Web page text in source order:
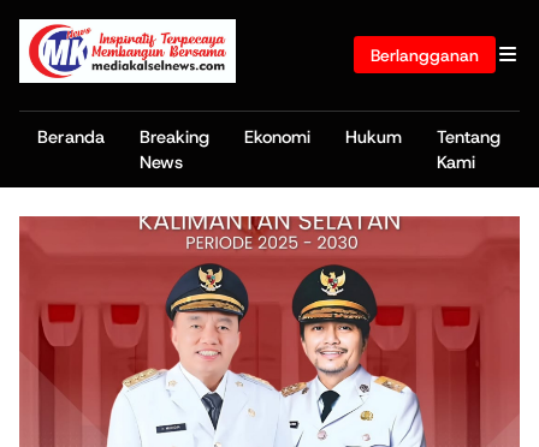
Berlangganan
Beranda
Breaking
News
Ekonomi Hukum
Tentang
Kami